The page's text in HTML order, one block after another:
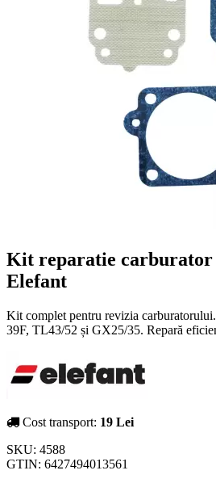
Kit reparatie carburator
Elefant
Kit complet pentru revizia
39F, TL43/52 și GX25/35. Repară
Cost transport: 19 Lei
SKU: 4588
GTIN: 6427494013561